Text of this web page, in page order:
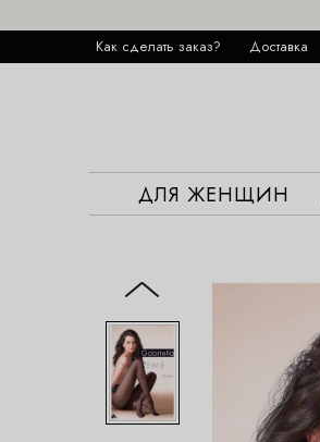
Как сделать заказ?
Доставка
ДЛЯ ЖЕНЩИН